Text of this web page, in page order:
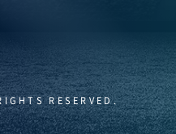
RESERVED.